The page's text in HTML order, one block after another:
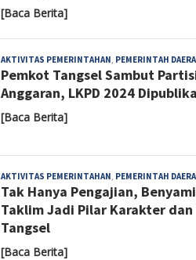
[Baca Berita]
AKTIVITAS PEMERINTAHAN, PEMERINTAH
Pemkot Tangsel Sambut
Anggaran, LKPD 2024
[Baca Berita]
AKTIVITAS PEMERINTAHAN, PEMERINTAH
Tak Hanya Pengajian,
Taklim Jadi Pilar Karakter
Tangsel
[Baca Berita]